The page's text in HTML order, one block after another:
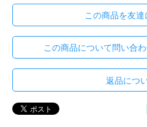
この商品を友達
この商品について問い合
返品につ